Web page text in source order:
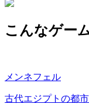
こんなゲー
メンネフェル
古代エジプトの都